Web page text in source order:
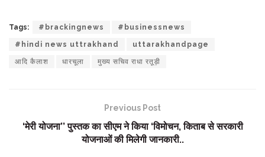
Tags: #brackingnews #businessnews
#hindi news uttrakhand uttarakhandpage
आदि कैलाश धारचूला मुख्य सचिव राधा रतूड़ी
Previous Post
‘मेरी योजना’’ पुस्तक का सीएम ने किया ‘विमोचन, किताब से सरकारी
योजनाओं की मिलेगी जानकारी..